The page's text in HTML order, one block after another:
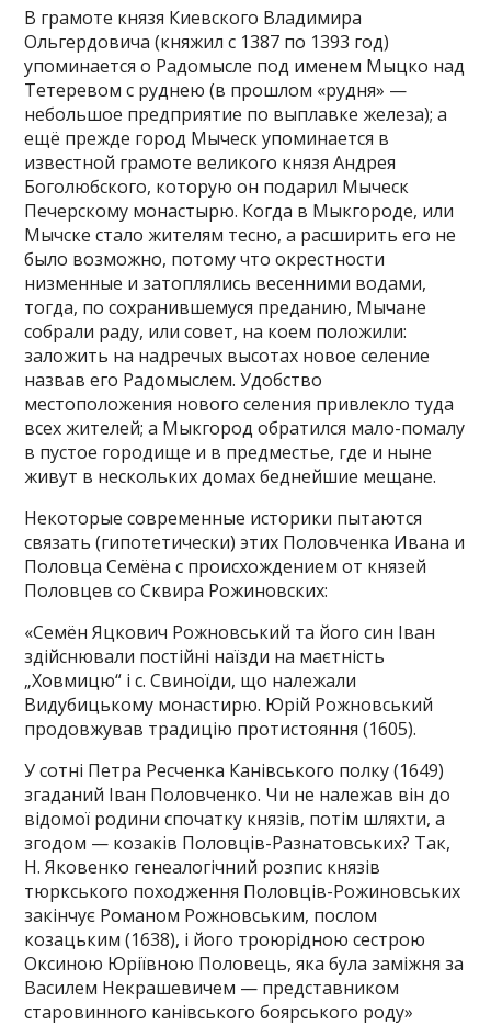
В грамоте князя Киевского Владимира
Ольгердовича (княжил с 1387 по 1393 год)
упоминается о Радомысле под именем Мыцко над
Тетеревом с руднею (в прошлом «рудня» —
небольшое предприятие по выплавке железа); а
ещё прежде город Мыческ упоминается в
известной грамоте великого князя Андрея
Боголюбского, которую он подарил Мыческ
Печерскому монастырю. Когда в Мыкгороде, или
Мычске стало жителям тесно, а расширить его не
было возможно, потому что окрестности
низменные и затоплялись весенними водами,
тогда, по сохранившемуся преданию, Мычане
собрали раду, или совет, на коем положили:
заложить на надречых высотах новое селение
назвав его Радомыслем. Удобство
местоположения нового селения привлекло туда
всех жителей; а Мыкгород обратился мало-помалу
в пустое городище и в предместье, где и ныне
живут в нескольких домах беднейшие мещане.
Некоторые современные историки пытаются
связать (гипотетически) этих Половченка Ивана и
Половца Семёна с происхождением от князей
Половцев со Сквира Рожиновских:
«Семён Яцкович Рожновський та його син Іван
здійснювали постійні наїзди на маєтність
„Ховмицю“ і с. Свиноїди, що належали
Видубицькому монастирю. Юрій Рожновський
продовжував традицію протистояння (1605).
У сотні Петра Ресченка Канівського полку (1649)
згаданий Іван Половченко. Чи не належав він до
відомої родини спочатку князів, потім шляхти, а
згодом — козаків Половців-Разнатовських? Так,
Н. Яковенко генеалогічний розпис князів
тюркського походження Половців-Рожиновських
закінчує Романом Рожновським, послом
козацьким (1638), і його троюрідною сестрою
Оксиною Юріївною Половець, яка була заміжня за
Василем Некрашевичем — представником
старовинного канівського боярського роду»